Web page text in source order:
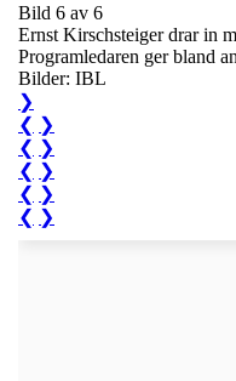
Bild 6 av 6
Ernst Kirschsteiger drar in
Programledaren ger bland
Bilder: IBL
❯
❮ ❯
❮ ❯
❮ ❯
❮ ❯
❮ ❯